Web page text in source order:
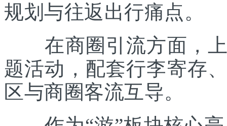
规划与往返出行痛点。
在商圈引流方面，上
题活动，配套行李寄存
区与商圈客流互导。